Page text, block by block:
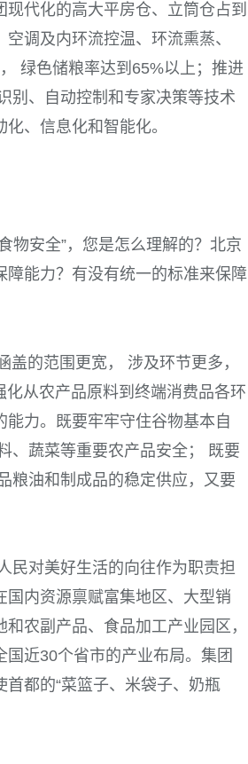
代化的高大平房仓、立筒仓占到
调及内环流控温、环流熏蒸、
， 绿色储粮率达到 65%以上；推进
别、自动控制和专家决策等技术
、信息化和智能化。
物安全”，您是怎么理解的？北京
能力？有没有统一的标准来保障
盖的范围更宽， 涉及环节更多，
化从农产品原料到终端消费品各环
力。既要牢牢守住谷物基本自
、蔬菜等重要农产品安全； 既要
粮油和制成品的稳定供应，又要
民对美好生活的向往作为职责担
内资源禀赋富集地区、大型销
农副产品、食品加工产业园区，
国近30个省市的产业布局。集团
都的“菜篮子、米袋子、奶瓶